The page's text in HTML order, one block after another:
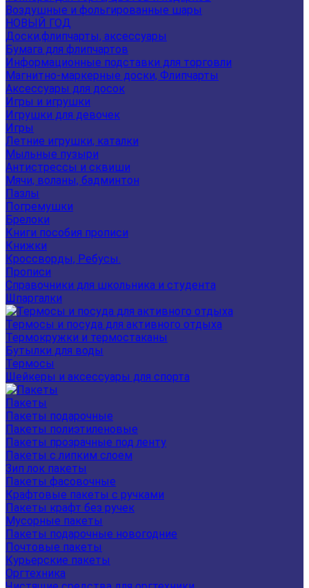
Воздушные и фольгированные шары
НОВЫЙ ГОД
Доски,флипчарты, аксессуары
Бумага для флипчартов
Информационные подставки для торговли
Магнитно-маркерные доски, Флипчарты
Аксессуары для досок
Игры и игрушки
Игрушки для девочек
Игры
Летние игрушки, каталки
Мыльные пузыри
Антистрессы и сквиши
Мячи, воланы, бадминтон
Пазлы
Погремушки
Брелоки
Книги пособия прописи
Книжки
Кроссворды, Ребусы.
Прописи
Справочники для школьника и студента
Шпаргалки
Термосы и посуда для активного отдыха
Термокружки и термостаканы
Бутылки для воды
Термосы
Шейкеры и аксессуары для спорта
Пакеты
Пакеты подарочные
Пакеты полиэтиленовые
Пакеты прозрачные под ленту
Пакеты с липким слоем
Зип лок пакеты
Пакеты фасовочные
Крафтовые пакеты с ручками
Пакеты крафт без ручек
Мусорные пакеты
Пакеты подарочные новогодние
Почтовые пакеты
Курьерские пакеты
Оргтехника